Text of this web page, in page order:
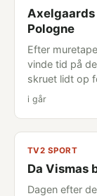
Axelgaards
Pologne
Efter
vinde tid på
skruet lidt op
i går
TV2 SPORT
Da Vismas
Dagen efter